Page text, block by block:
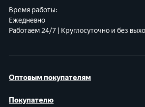
Оптовым покупателям
Покупателю
Время работы:
Ежедневно
Работаем 24/7 | Круглосуточно и без